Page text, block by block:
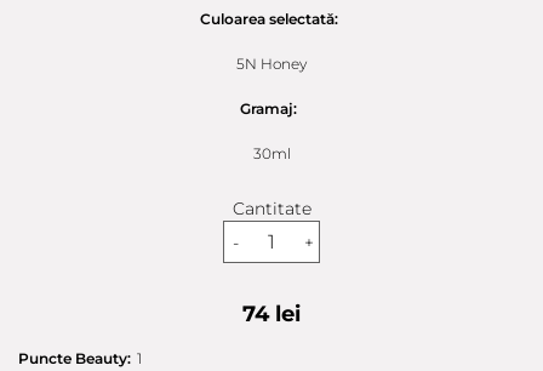
Culoarea selectată:
5N Honey
Gramaj:
30ml
Cantitate
-
+
74 lei
Puncte Beauty: 1